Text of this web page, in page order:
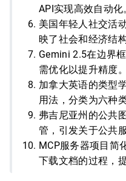
API实现高效自动化
美国年轻人社交活
映了社会和经济结
Gemini 2.5在边界
需优化以提升精度。
加拿大英语的类型
用法，分类为六种类
弗吉尼亚州的公共
管，引发关于公共
MCP服务器项目简
下载文档的过程，